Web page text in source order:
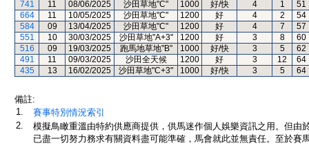
741
11 08/06/2025 沙田草地"C" 1000 好/快 4 1
51
664
11 10/05/2025 沙田草地"C" 1200 好 4 2
54
584
09 13/04/2025 沙田草地"C" 1200 好 4 7
57
551
10 30/03/2025 沙田草地"A+3" 1200 好 3 8
60
516
09 19/03/2025 跑馬地草地"B" 1000 好/快 3 5
62
491
11 09/03/2025 沙田全天候 1200 好 3 12
64
435
13 16/02/2025 沙田草地"C+3" 1000 好/快 3 5 64
備註:
1.
賽事特別情況索引
2.
模擬鳥瞰重溫由特約供應商提供，供馬迷作個人娛樂資訊之用。但
已盡一切努力務求有關資料盡可能準確，馬會就此並無責任。至於賽